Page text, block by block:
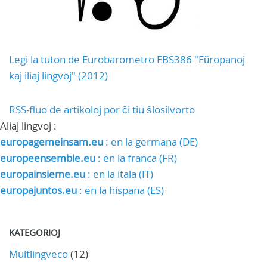
Legi la tuton de Eurobarometro EBS386 "Eŭropanoj
kaj iliaj lingvoj" (2012)
RSS-fluo de artikoloj por ĉi tiu ŝlosilvorto
Aliaj lingvoj :
europagemeinsam.eu : en la germana (DE)
europeensemble.eu : en la franca (FR)
europainsieme.eu : en la itala (IT)
europajuntos.eu : en la hispana (ES)
KATEGORIOJ
Multlingveco(12)